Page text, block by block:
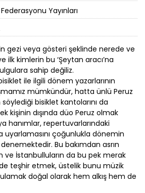
Yayınları
gezi veya gösteri şeklinde nerede ve
ilk kimlerin bu ‘Şeytan aracı’na
sahip değiliz.
ile ilgili dönem yazarlarının
mümkündür, hatta ünlü Peruz
bisiklet kantolarını da
kişinin dışında düo Peruz olmak
hanımlar, repertuvarlarındaki
uyarlamasını çoğunlukla dönemin
Bu bakımdan asrın
ve İstanbulluların da bu pek merak
teşhir etmek, üstelik bunu müzik
doğal olarak hem alkış hem de